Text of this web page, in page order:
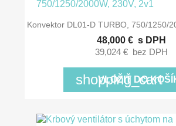
Konvektor DL01-D TURBO, 750/1250/
48,000 € s DPH
39,024 € bez DPH
shopping_cart
VLOŽIŤ DO